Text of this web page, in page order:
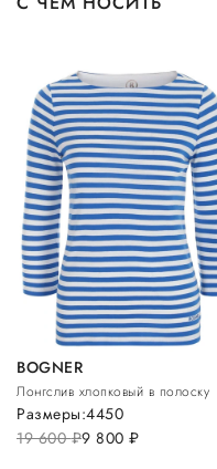
BOGNER
Лонгслив хлопковый в полоску
19 600руб.9 800 руб.
Размеры:4450